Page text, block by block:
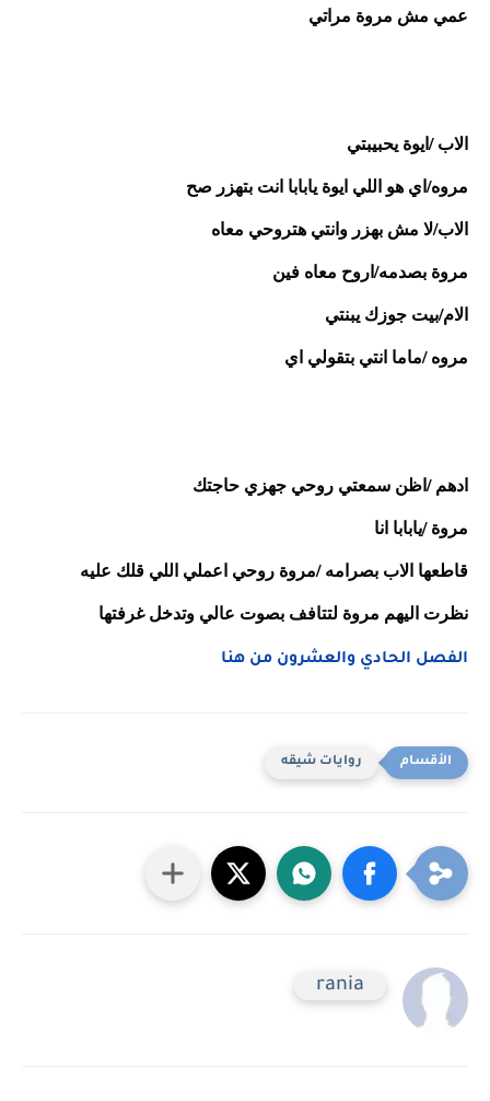
عمي مش مروة مراتي
الاب /ايوة يحبيبتي
مروه/اي هو اللي ايوة يابابا انت بتهزر صح
الاب/لا مش بهزر وانتي هتروحي معاه
مروة بصدمه/اروح معاه فين
الام/بيت جوزك يبنتي
مروه /ماما انتي بتقولي اي
ادهم /اظن سمعتي روحي جهزي حاجتك
مروة /يابابا انا
قاطعها الاب بصرامه /مروة روحي اعملي اللي قلك عليه
نظرت اليهم مروة لتتافف بصوت عالي وتدخل غرفتها
الفصل الحادي والعشرون من هنا
روايات شيقه
rania